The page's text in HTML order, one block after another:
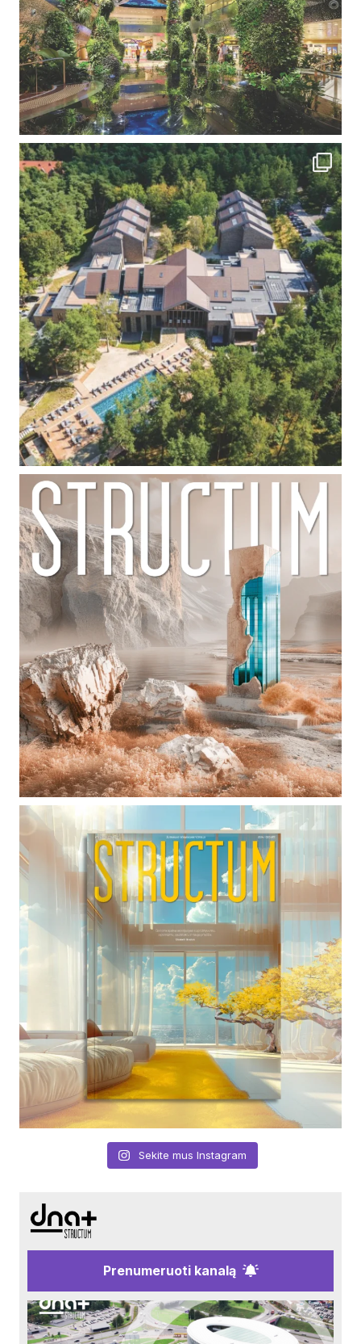
Sekite mus Instagram
Prenumeruoti kanalą